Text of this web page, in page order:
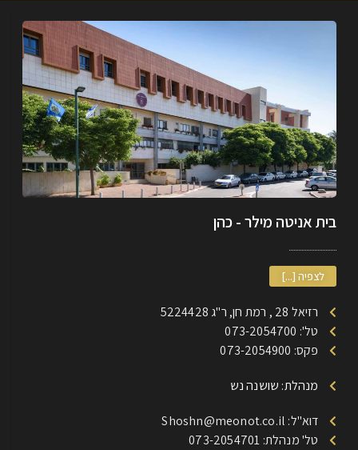
בית אניטה מילר - כהן
לצפיה [...]
רזיאל 28 , רמת חן, ר"ג 5224428
טל': 073-2054700
פקס: 073-2054900
מנהלת: שושנה נש
דוא"ל: Shoshn@meonot.co.il
טל' מנהלת: 073-2054701